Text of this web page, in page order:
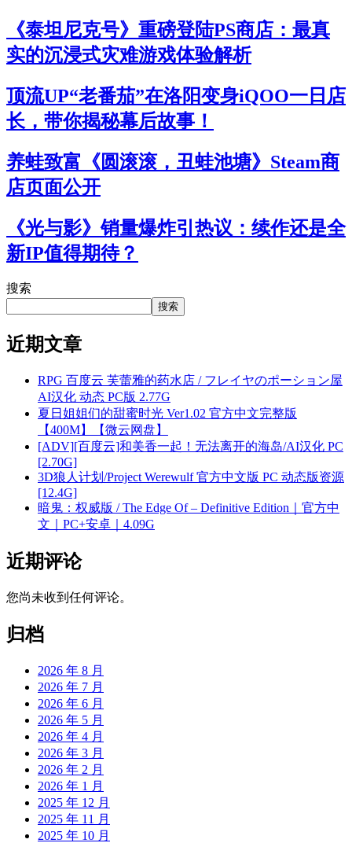
《泰坦尼克号》重磅登陆PS商店：最真
实的沉浸式灾难游戏体验解析
顶流UP“老番茄”在洛阳变身iQOO一日店
长，带你揭秘幕后故事！
养蛙致富《圆滚滚，丑蛙池塘》Steam商
店页面公开
《光与影》销量爆炸引热议：续作还是全
新IP值得期待？
搜索
搜索
近期文章
RPG 百度云 芙蕾雅的药水店 / フレイヤのポーション屋
AI汉化 动态 PC版 2.77G
夏日姐姐们的甜蜜时光 Ver1.02 官方中文完整版
【400M】【微云网盘】
[ADV][百度云]和美香一起！无法离开的海岛/AI汉化 PC
[2.70G]
3D狼人计划/Project Werewulf 官方中文版 PC 动态版资源
[12.4G]
暗鬼：权威版 / The Edge Of – Definitive Edition｜官方中
文｜PC+安卓｜4.09G
近期评论
您尚未收到任何评论。
归档
2026 年 8 月
2026 年 7 月
2026 年 6 月
2026 年 5 月
2026 年 4 月
2026 年 3 月
2026 年 2 月
2026 年 1 月
2025 年 12 月
2025 年 11 月
2025 年 10 月